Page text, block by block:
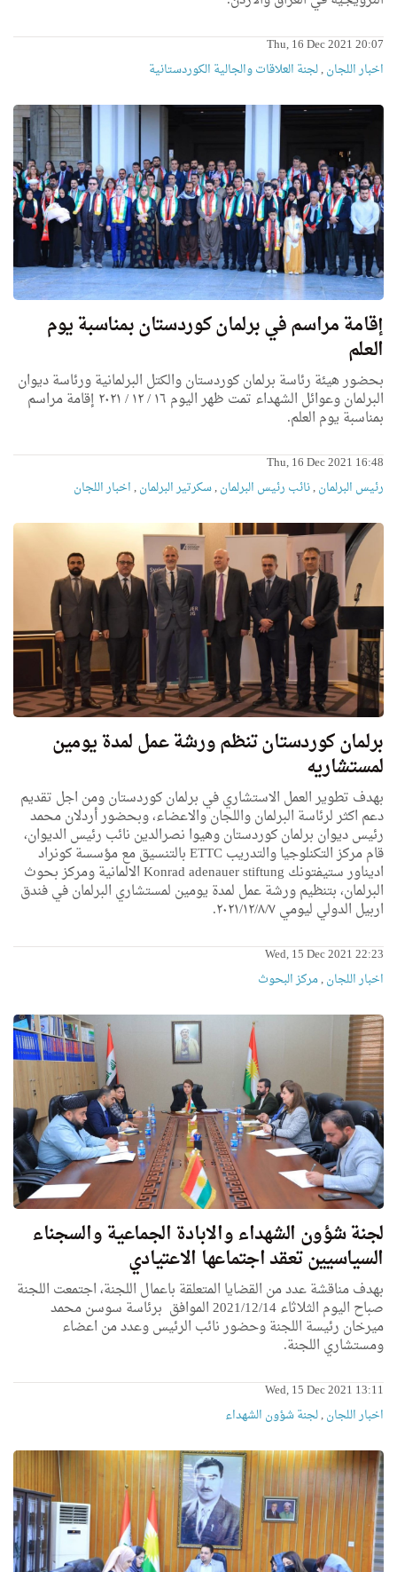
Thu, 16 Dec 2021 20:07
اخبار اللجان,لجنة العلاقات والجالية الكوردستانية
إقامة مراسم في برلمان كوردستان بمناسبة يوم
العلم
بحضور هيئة رئاسة برلمان كوردستان والكتل البرلمانية ورئاسة ديوان
البرلمان وعوائل الشهداء تمت ظهر اليوم ١٦ / ١٢ / ٢٠٢١ إقامة مراسم
بمناسبة يوم العلم.
Thu, 16 Dec 2021 16:48
رئیس البرلمان,نائب رئیس البرلمان,سكرتیر البرلمان,اخبار اللجان
برلمان كوردستان تنظم ورشة عمل لمدة يومين
لمستشاريه
بهدف تطوير العمل الاستشاري في برلمان كوردستان ومن اجل تقديم
دعم اكثر لرئاسة البرلمان واللجان والاعضاء، وبحضور أردلان محمد
رئيس ديوان برلمان كوردستان وهيوا نصرالدين نائب رئيس الديوان،
قام مركز التكنلوجيا والتدريب ETTC بالتنسيق مع مؤسسة كونراد
اديناور ستيفتونكKonrad adenauer stiftungالالمانية ومركز بحوث
البرلمان، بتنظيم ورشة عمل لمدة يومين لمستشاري البرلمان في فندق
اربيل الدولي ليومي ٢٠٢١/١٢/٨/٧.
Wed, 15 Dec 2021 22:23
اخبار اللجان,مركز البحوث
لجنة شؤون الشهداء والابادة الجماعية والسجناء
السياسيين تعقد اجتماعها الاعتيادي
بهدف مناقشة عدد من القضايا المتعلقة باعمال اللجنة، اجتمعت اللجنة
صباح اليوم الثلاثاء 2021/12/14 الموافق برئاسة سوسن محمد
ميرخان رئيسة اللجنة وحضور نائب الرئيس وعدد من اعضاء
ومستشاري اللجنة.
Wed, 15 Dec 2021 13:11
اخبار اللجان,لجنة شؤون الشهداء